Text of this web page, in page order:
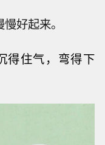
好起来。
得住气，弯得下